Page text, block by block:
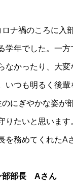
ナ禍のころに入
学年でした。一
なかったり、大
いつも明るく後
にぎやかな姿が
りたいと思います
を務めてくれたA
部部長 Aさん